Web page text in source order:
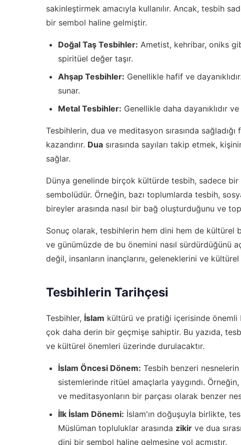
sakinleştirmek amacıyla kullanılır. Ancak, tesbih
bir sembol haline gelmiştir.
Doğal Taş Tesbihler: Ametist, kehribar, oniks
spiritüel değer taşır.
Ahşap Tesbihler: Genellikle hafif ve
sunar.
Metal Tesbihler: Genellikle daha dayanıklıdır
Tesbihlerin, dua ve meditasyon sırasında
kazandırır. Dua sırasında sayıları takip etmek,
sağlar.
Dünya genelinde birçok kültürde tesbih, sadece bir
sembolüdür. Örneğin, bazı toplumlarda tesbih,
bireyler arasında nasıl bir bağ oluşturduğunu ve
Sonuç olarak, tesbihlerin hem dini hem de kültürel
ve günümüzde de bu önemini nasıl sürdürdüğünü
değil, insanların inançlarını, geleneklerini ve
Tesbihlerin Tarihçesi
Tesbihler, İslam kültürü ve pratiği içerisinde önemli
çok daha derin bir geçmişe sahiptir. Bu yazıda,
ve kültürel önemleri üzerinde durulacaktır.
İslam Öncesi Dönem: Tesbih benzeri nesnelerin
sistemlerinde ritüel amaçlarla yaygındı.
ve meditasyonların bir parçası olarak benzer
İlk İslam Dönemi: İslam'ın doğuşuyla birlikte,
Müslüman topluluklar arasında zikir ve dua
dini bir sembol haline gelmesine yol açmıştır.